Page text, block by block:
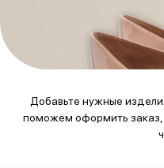
Добавьте нужные
поможем оформить